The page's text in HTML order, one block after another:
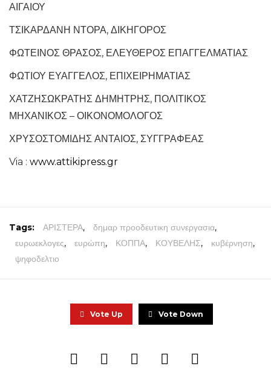
ΑΙΓΑΙΟΥ
ΤΣΙΚΑΡΔΑΝΗ ΝΤΟΡΑ, ΔΙΚΗΓΟΡΟΣ
ΦΩΤΕΙΝΟΣ ΘΡΑΣΟΣ, ΕΛΕΥΘΕΡΟΣ ΕΠΑΓΓΕΛΜΑΤΙΑΣ
ΦΩΤΙΟΥ ΕΥΑΓΓΕΛΟΣ, ΕΠΙΧΕΙΡΗΜΑΤΙΑΣ
ΧΑΤΖΗΣΩΚΡΑΤΗΣ ΔΗΜΗΤΡΗΣ, ΠΟΛΙΤΙΚΟΣ
ΜΗΧΑΝΙΚΟΣ – ΟΙΚΟΝΟΜΟΛΟΓΟΣ
ΧΡΥΣΟΣΤΟΜΙΔΗΣ ΑΝΤΑΙΟΣ, ΣΥΓΓΡΑΦΕΑΣ
Via : www.attikipress.gr
Tags: ΑΡΙΣΤΕΡΑ, δημαρ προοδευτικη συνεργασια,
ευρωεκλογες, ευρώπη, ΚΟΠΠΑ, ΚΟΥΒΕΛΗΣ, κυβέρνηση,
ψηφοδελτιο
Vote Up Vote Down